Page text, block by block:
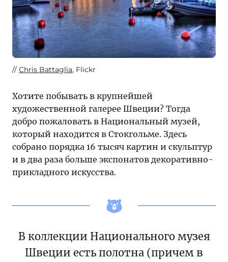
Chris Battaglia, Flickr
Хотите побывать в крупнейшей
художественной галерее Швеции? Тогда
добро пожаловать в Национальный музей,
который находится в Стокгольме. Здесь
собрано порядка 16 тысяч картин и скульптур
и в два раза больше экспонатов декоративно-
прикладного искусства.
В коллекции Национального музея
Швеции есть полотна (причем в